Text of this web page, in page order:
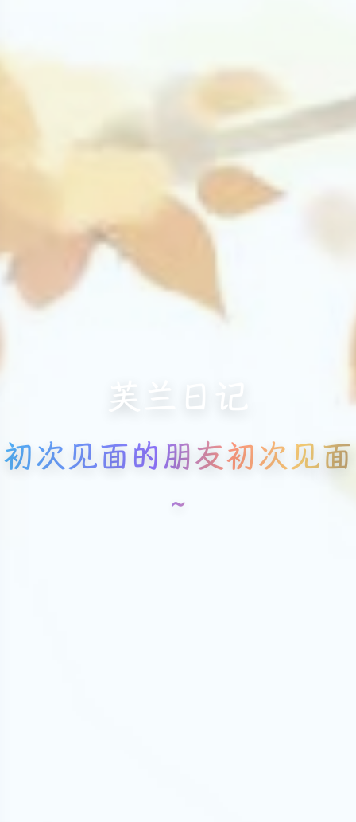
芙兰日记
初次见面的朋友初次见面
~